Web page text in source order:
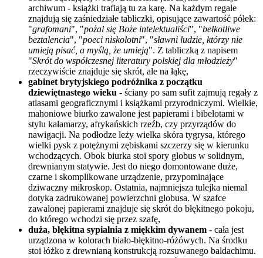
archiwum - książki trafiają tu za karę. Na każdym regale
znajdują się zaśniedziałe tabliczki, opisujące zawartość półek:
"grafomani", "pożal się Boże intelektualiści", "bełkotliwe
beztalencia", "poeci niskolotni", "sławni ludzie, którzy nie
umieją pisać, a myślą, że umieją". Z tabliczką z napisem
"Skrót do współczesnej literatury polskiej dla młodzieży"
rzeczywiście znajduje się skrót, ale na łąkę,
gabinet brytyjskiego podróżnika z początku
dziewiętnastego wieku - ściany po sam sufit zajmują regały z
atlasami geograficznymi i książkami przyrodniczymi. Wielkie,
mahoniowe biurko zawalone jest papierami i bibelotami w
stylu kałamarzy, afrykańskich rzeźb, czy przyrządów do
nawigacji. Na podłodze leży wielka skóra tygrysa, którego
wielki pysk z potężnymi zębiskami szczerzy się w kierunku
wchodzących. Obok biurka stoi spory globus w solidnym,
drewnianym statywie. Jest do niego domontowane duże,
czarne i skomplikowane urządzenie, przypominające
dziwaczny mikroskop. Ostatnia, najmniejsza tulejka niemal
dotyka zadrukowanej powierzchni globusa. W szafce
zawalonej papierami znajduje się skrót do błękitnego pokoju,
do którego wchodzi się przez szafę,
duża, błękitna sypialnia z miękkim dywanem - cała jest
urządzona w kolorach biało-błękitno-różówych. Na środku
stoi łóżko z drewnianą konstrukcją rozsuwanego baldachimu.